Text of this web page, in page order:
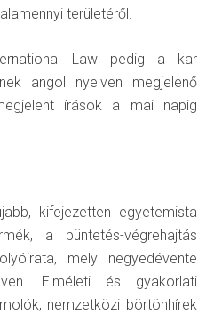
területéről.
Law pedig a kar
angol nyelven megjelenő
írások a mai napig
kifejezetten egyetemista
a büntetés-végrehajtás
mely negyedévente
Elméleti és gyakorlati
nemzetközi börtönhírek